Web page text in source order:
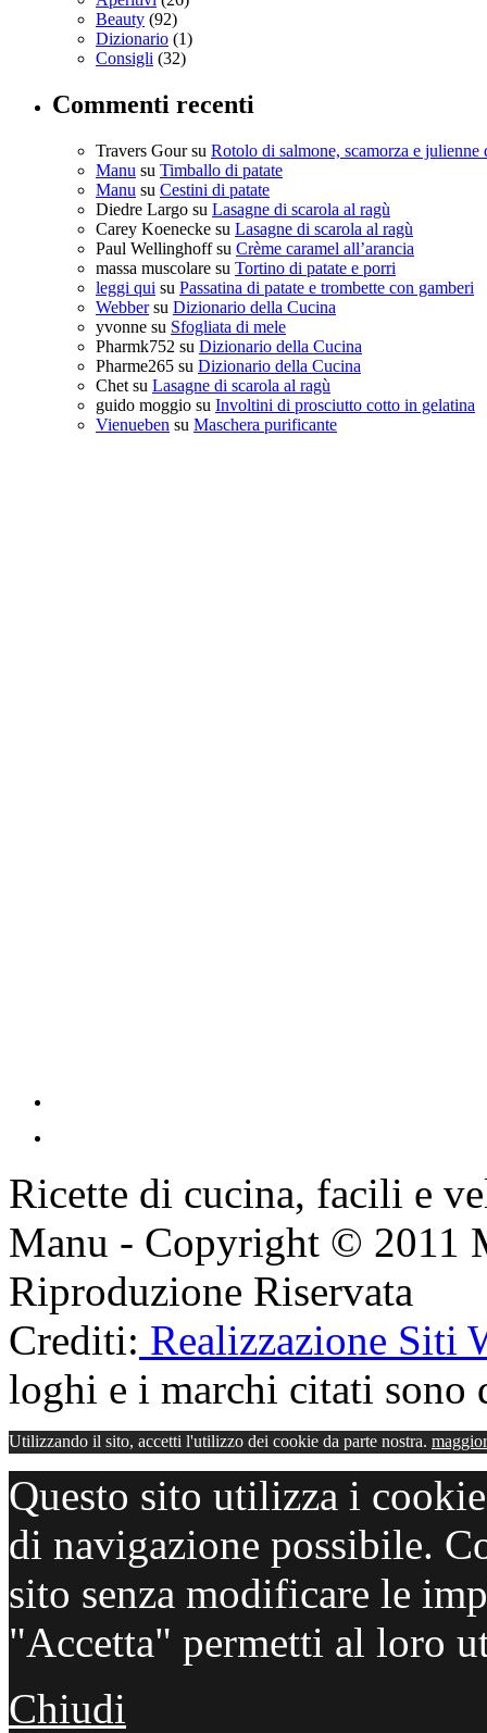
Beauty (92)
Dizionario (1)
Consigli (32)
Commenti recenti
Travers Goursu Rotolo di salmone, scamorza e julienne
Manu su Timballo di patate
Manu su Cestini di patate
Diedre Largo su Lasagne di scarola al ragù
Carey Koenecke su Lasagne di scarola al ragù
Paul Wellinghoffsu Crème caramel all’arancia
massa muscolare su Tortino di patate e porri
leggi qui su Passatina di patate e trombette con gamberi
Webbersu Dizionario della Cucina
yvonne su Sfogliata di mele
Pharmk752 su Dizionario della Cucina
Pharme265 su Dizionario della Cucina
Chet su Lasagne di scarola al ragù
guido moggio su Involtini di prosciutto cotto in gelatina
Vienueben su Maschera purificante
Ricette di cucina, facili e
Manu - Copyright © 2011
Riproduzione Riservata
Crediti: Realizzazione Siti
loghi e i marchi citati
Utilizzando il sito, accetti l'utilizzo dei cookie da parte nostra.
Questo sito utilizza i
di navigazione possibile.
sito senza modificare le
"Accetta" permetti al loro
Chiudi